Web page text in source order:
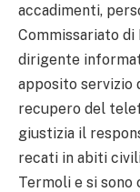
accadimenti,
Commissariato di
dirigente
apposito servizio
recupero del
giustizia il
recati in abiti
Termoli e si